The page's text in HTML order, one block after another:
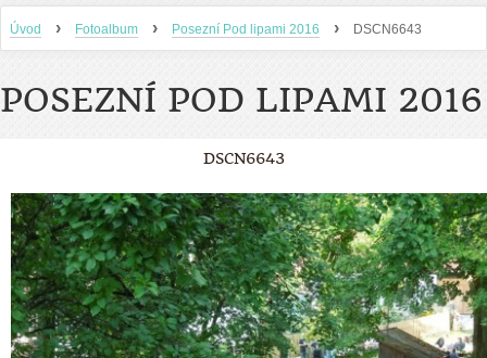
Úvod › Fotoalbum › Posezní Pod lipami 2016 › DSCN6643
POSEZNÍ POD LIPAMI 2016
DSCN6643